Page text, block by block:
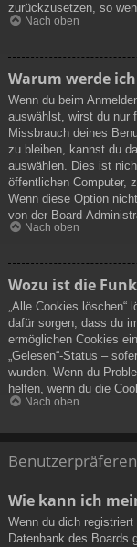
zurückzusetzen, so
Nach oben
Warum werde
Wenn du beim
auswählst, wirst du nur
Missbrauch deines
zu bleiben, kannst du
auswählen. Dies ist
öffentlichen Computer,
Wenn diese Option
von der Board-
Nach oben
Wozu ist die
„Alle Cookies löschen“
dafür sorgen, dass du
ermöglichen Cookies
„Gelesen“-Status –
wurden. Wenn du
helfen, wenn du die
Nach oben
Wie kann ich
Wenn du dich
Datenbank des Boards